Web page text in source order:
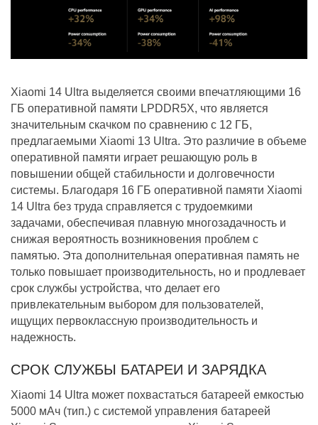
Xiaomi 14 Ultra выделяется своими впечатляющими 16
ГБ оперативной памяти LPDDR5X, что является
значительным скачком по сравнению с 12 ГБ,
предлагаемыми Xiaomi 13 Ultra. Это различие в объеме
оперативной памяти играет решающую роль в
повышении общей стабильности и долговечности
системы. Благодаря 16 ГБ оперативной памяти Xiaomi
14 Ultra без труда справляется с трудоемкими
задачами, обеспечивая плавную многозадачность и
снижая вероятность возникновения проблем с
памятью. Эта дополнительная оперативная память не
только повышает производительность, но и продлевает
срок службы устройства, что делает его
привлекательным выбором для пользователей,
ищущих первоклассную производительность и
надежность.
СРОК СЛУЖБЫ БАТАРЕИ И ЗАРЯДКА
Xiaomi 14 Ultra может похвастаться батареей емкостью
5000 мАч (тип.) с системой управления батареей